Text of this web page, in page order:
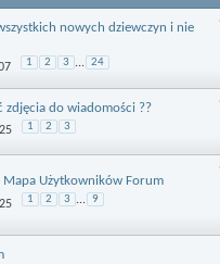
nowych dziewczyn i nie
1 2 3 ... 24
zdjęcia do wiadomości ??
1 2 3
Mapa Użytkowników Forum
1 2 3 ... 9